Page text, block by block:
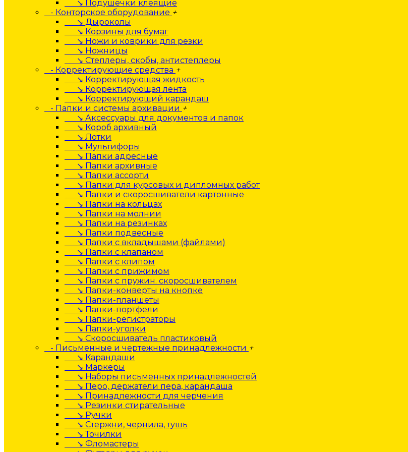
↘ Подушечки клеящие
- Конторское оборудование +
↘ Дыроколы
↘ Корзины для бумаг
↘ Ножи и коврики для резки
↘ Ножницы
↘ Степлеры, скобы, антистеплеры
- Корректирующие средства +
↘ Корректирующая жидкость
↘ Корректирующая лента
↘ Корректирующий карандаш
- Папки и системы архивации +
↘ Аксессуары для документов и папок
↘ Короб архивный
↘ Лотки
↘ Мультифоры
↘ Папки адресные
↘ Папки архивные
↘ Папки ассорти
↘ Папки для курсовых и дипломных работ
↘ Папки и скоросшиватели картонные
↘ Папки на кольцах
↘ Папки на молнии
↘ Папки на резинках
↘ Папки подвесные
↘ Папки с вкладышами (файлами)
↘ Папки с клапаном
↘ Папки с клипом
↘ Папки с прижимом
↘ Папки с пружин. скоросшивателем
↘ Папки-конверты на кнопке
↘ Папки-планшеты
↘ Папки-портфели
↘ Папки-регистраторы
↘ Папки-уголки
↘ Скоросшиватель пластиковый
- Письменные и чертежные принадлежности +
↘ Карандаши
↘ Маркеры
↘ Наборы письменных принадлежностей
↘ Перо, держатели пера, карандаша
↘ Принадлежности для черчения
↘ Резинки стирательные
↘ Ручки
↘ Стержни, чернила, тушь
↘ Точилки
↘ Фломастеры